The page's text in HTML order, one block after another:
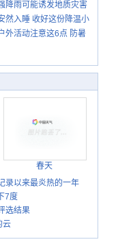
好
降雨可能诱发地质灾害
兆要知道
然入睡 收好这份降温小
外活动注意这6点 防暑
春天
录以来最炎热的一年
7度
选结果
云